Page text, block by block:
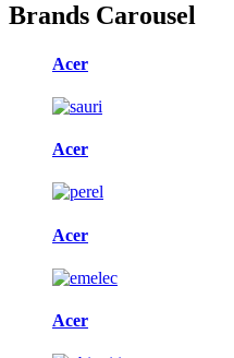
Brands Carousel
Acer
Acer
Acer
Acer